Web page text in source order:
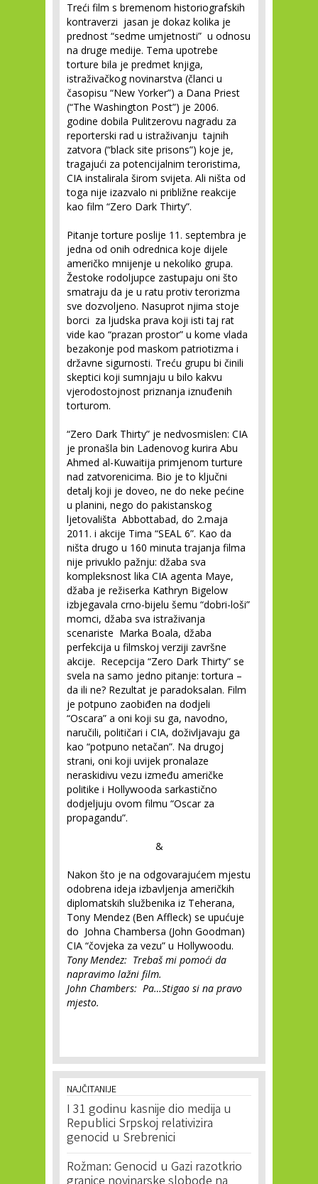
Treći film s bremenom historiografskih
kontraverzi jasan je dokaz kolika je
prednost “sedme umjetnosti” u odnosu
na druge medije. Tema upotrebe
torture bila je predmet knjiga,
istraživačkog novinarstva (članci u
časopisu “New Yorker”) a Dana Priest
(“The Washington Post”) je 2006.
godine dobila Pulitzerovu nagradu za
reporterski rad u istraživanju tajnih
zatvora (“black site prisons”) koje je,
tragajući za potencijalnim teroristima,
CIA instalirala širom svijeta. Ali ništa od
toga nije izazvalo ni približne reakcije
kao film “Zero Dark Thirty”.
Pitanje torture poslije 11. septembra je
jedna od onih odrednica koje dijele
američko mnijenje u nekoliko grupa.
Žestoke rodoljupce zastupaju oni što
smatraju da je u ratu protiv terorizma
sve dozvoljeno. Nasuprot njima stoje
borci za ljudska prava koji isti taj rat
vide kao “prazan prostor” u kome vlada
bezakonje pod maskom patriotizma i
državne sigurnosti. Treću grupu bi činili
skeptici koji sumnjaju u bilo kakvu
vjerodostojnost priznanja iznuđenih
torturom.
“Zero Dark Thirty” je nedvosmislen: CIA
je pronašla bin Ladenovog kurira Abu
Ahmed al-Kuwaitija primjenom turture
nad zatvorenicima. Bio je to ključni
detalj koji je doveo, ne do neke pećine
u planini, nego do pakistanskog
ljetovališta Abbottabad, do 2.maja
2011. i akcije Tima “SEAL 6”. Kao da
ništa drugo u 160 minuta trajanja filma
nije privuklo pažnju: džaba sva
kompleksnost lika CIA agenta Maye,
džaba je režiserka Kathryn Bigelow
izbjegavala crno-bijelu šemu “dobri-loši”
momci, džaba sva istraživanja
scenariste Marka Boala, džaba
perfekcija u filmskoj verziji završne
akcije. Recepcija “Zero Dark Thirty” se
svela na samo jedno pitanje: tortura –
da ili ne? Rezultat je paradoksalan. Film
je potpuno zaobiđen na dodjeli
“Oscara” a oni koji su ga, navodno,
naručili, političari i CIA, doživljavaju ga
kao “potpuno netačan”. Na drugoj
strani, oni koji uvijek pronalaze
neraskidivu vezu između američke
politike i Hollywooda sarkastično
dodjeljuju ovom filmu “Oscar za
propagandu”.
&
Nakon što je na odgovarajućem mjestu
odobrena ideja izbavljenja američkih
diplomatskih službenika iz Teherana,
Tony Mendez (Ben Affleck) se upućuje
do Johna Chambersa (John Goodman)
CIA “čovjeka za vezu” u Hollywoodu.
Tony Mendez: Trebaš mi pomoći da
napravimo lažni film.
John Chambers: Pa…Stigao si na pravo
mjesto.
NAJČITANIJE
I 31 godinu kasnije dio medija u
Republici Srpskoj relativizira
genocid u Srebrenici
Rožman: Genocid u Gazi razotkrio